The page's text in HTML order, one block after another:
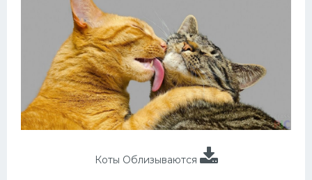
Коты Облизываются